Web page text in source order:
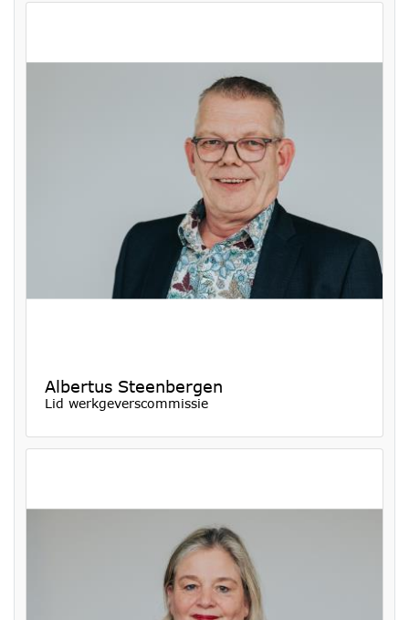
Albertus Steenbergen
Lid werkgeverscommissie